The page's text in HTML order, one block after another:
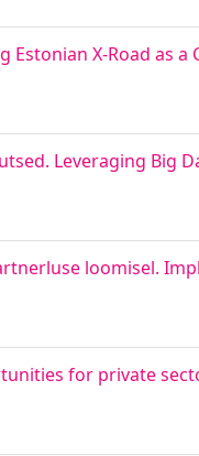
X-Road as
Leveraging Big
loomisel.
for private